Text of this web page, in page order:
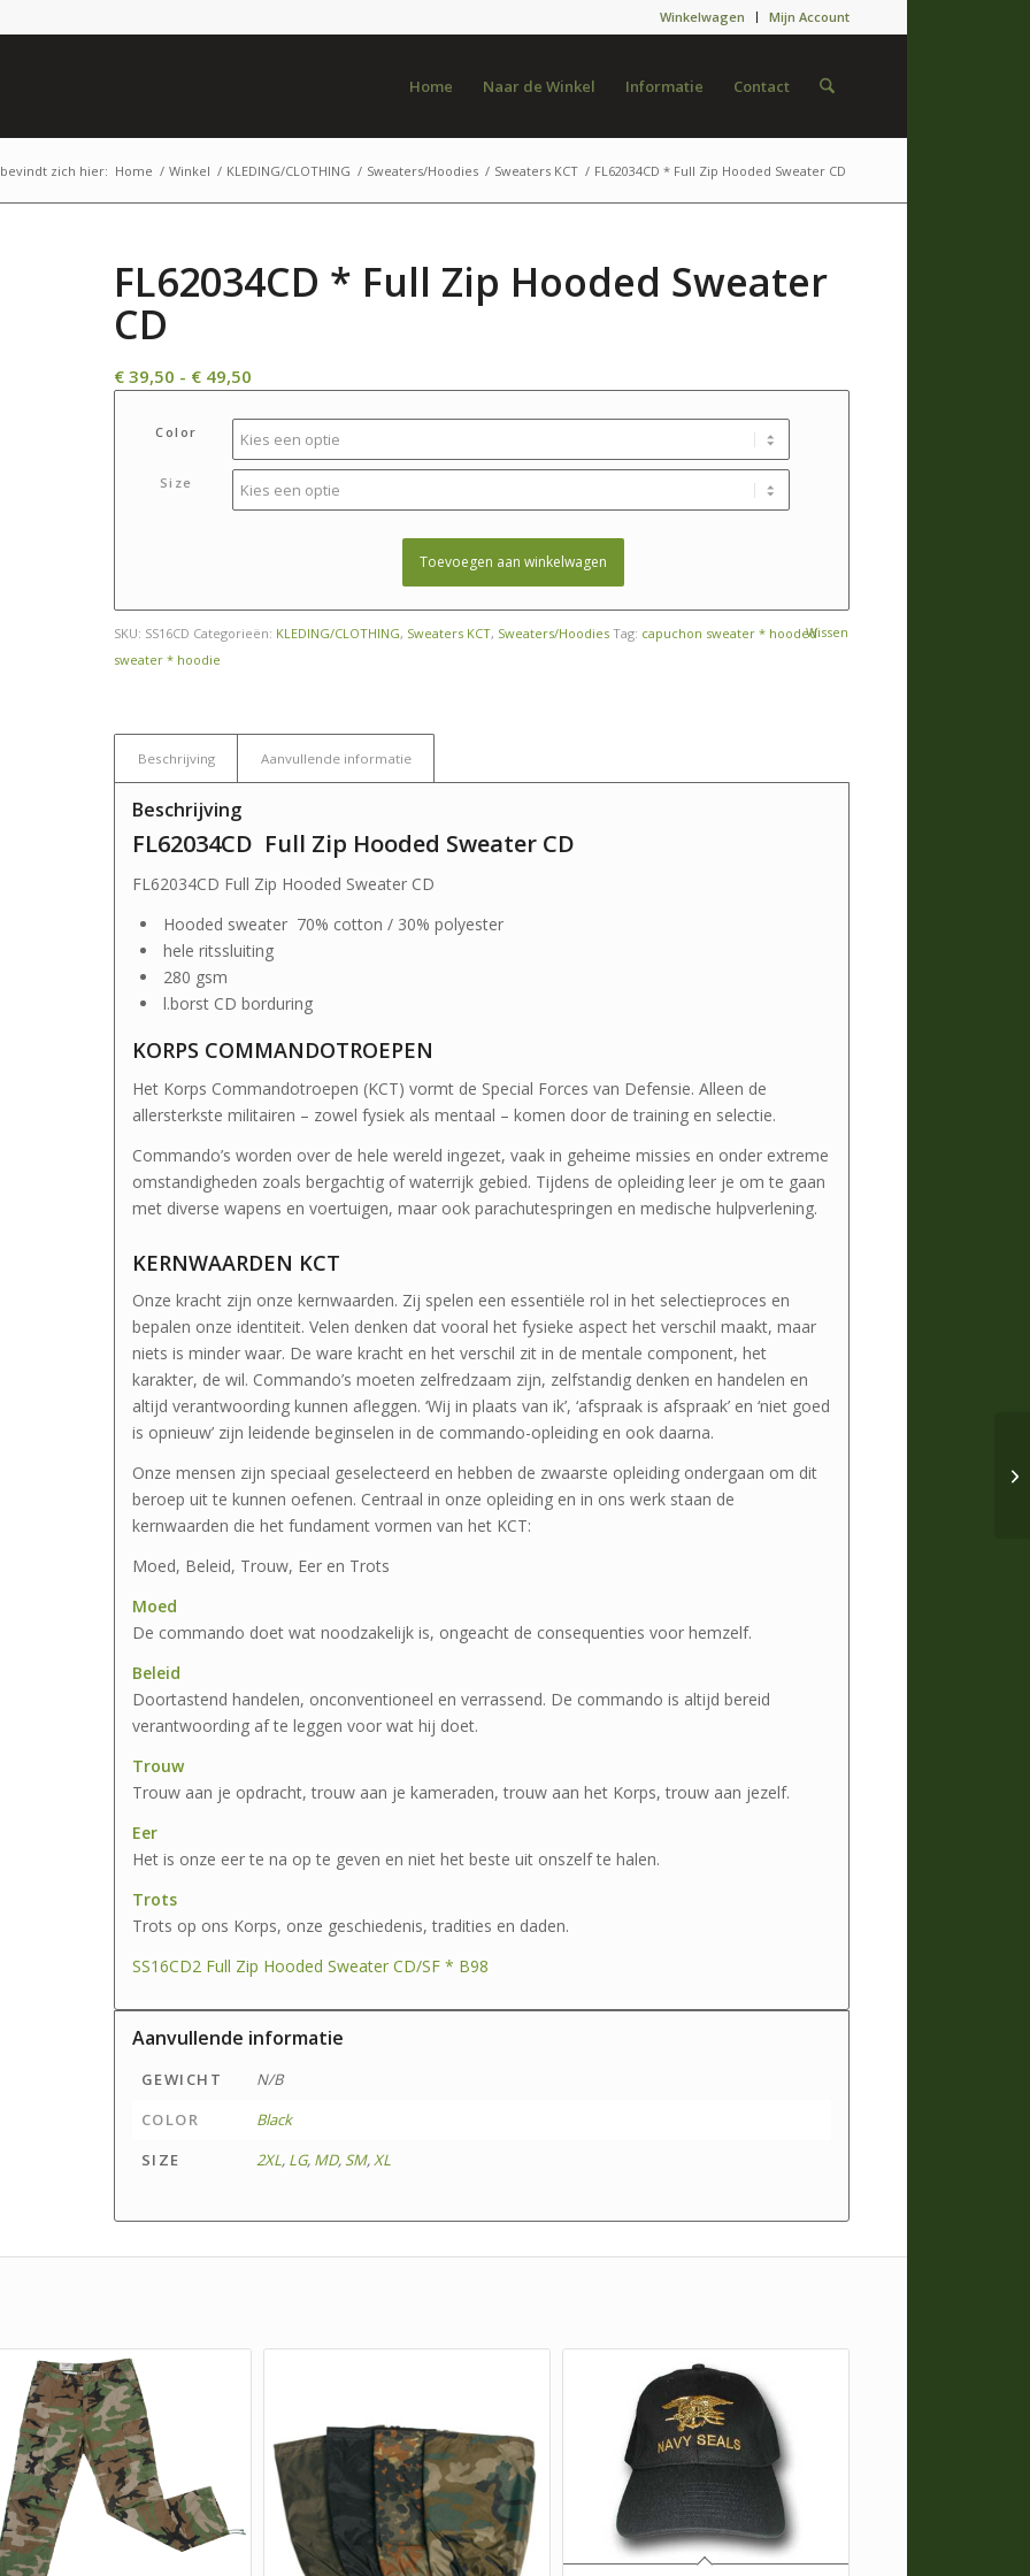
Winkelwagen Mijn Account
Home Naar de Winkel Informatie Contact
zich hier: Home / Winkel / KLEDING/CLOTHING / Sweaters/Hoodies / Sweaters KCT / FL62034CD * Full Zip Hooded Sweater CD
FL62034CD * Full Zip Hooded Sweater
CD
€39,50 - €49,50Prijsklasse:
tot
€ 49,50
Color
Size
Wissen
Toevoegen aan winkelwagen
SKU: SS16CD Categorieën: KLEDING/CLOTHING, Sweaters KCT, Sweaters/Hoodies Tag: capuchon sweater * hooded
sweater * hoodie
Beschrijving Aanvullende informatie
Beschrijving
FL62034CD Full Zip Hooded Sweater CD
FL62034CD Full Zip Hooded Sweater CD
Hooded sweater 70% cotton / 30% polyester
hele ritssluiting
280 gsm
l.borst CD borduring
KORPS COMMANDOTROEPEN
Het Korps Commandotroepen (KCT) vormt de Special Forces van Defensie. Alleen de
allersterkste militairen – zowel fysiek als mentaal – komen door de training en selectie.
Commando’s worden over de hele wereld ingezet, vaak in geheime missies en onder extreme
omstandigheden zoals bergachtig of waterrijk gebied. Tijdens de opleiding leer je om te gaan
met diverse wapens en voertuigen, maar ook parachutespringen en medische hulpverlening.
KERNWAARDEN KCT
Onze kracht zijn onze kernwaarden. Zij spelen een essentiële rol in het selectieproces en
bepalen onze identiteit. Velen denken dat vooral het fysieke aspect het verschil maakt, maar
niets is minder waar. De ware kracht en het verschil zit in de mentale component, het
karakter, de wil. Commando’s moeten zelfredzaam zijn, zelfstandig denken en handelen en
altijd verantwoording kunnen afleggen. ‘Wij in plaats van ik’, ‘afspraak is afspraak’ en ‘niet goed
is opnieuw’ zijn leidende beginselen in de commando-opleiding en ook daarna.
Onze mensen zijn speciaal geselecteerd en hebben de zwaarste opleiding ondergaan om dit
beroep uit te kunnen oefenen. Centraal in onze opleiding en in ons werk staan de
kernwaarden die het fundament vormen van het KCT:
Moed, Beleid, Trouw, Eer en Trots
Moed
De commando doet wat noodzakelijk is, ongeacht de consequenties voor hemzelf.
Beleid
Doortastend handelen, onconventioneel en verrassend. De commando is altijd bereid
verantwoording af te leggen voor wat hij doet.
Trouw
Trouw aan je opdracht, trouw aan je kameraden, trouw aan het Korps, trouw aan jezelf.
Eer
Het is onze eer te na op te geven en niet het beste uit onszelf te halen.
Trots
Trots op ons Korps, onze geschiedenis, tradities en daden.
SS16CD2 Full Zip Hooded Sweater CD/SF * B98
Aanvullende informatie
GEWICHT
N/B
COLOR
Black
SIZE
2XL, LG, MD,SM,XL